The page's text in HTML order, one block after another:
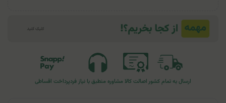
ارسال به تمام کشوراصالت کالا مشاوره منطبق با نیاز فردپرداخت اقساطی